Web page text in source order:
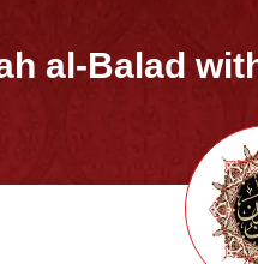
al-Balad